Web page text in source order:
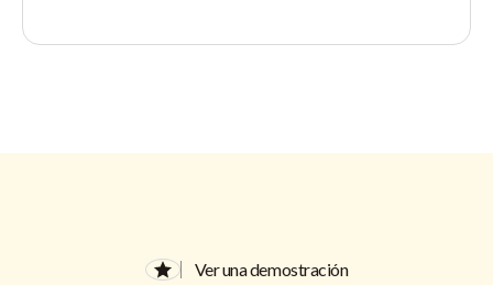
Ver una demostración